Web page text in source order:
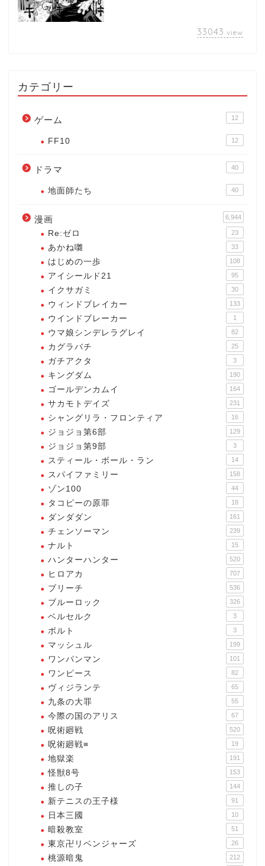
33043 view
カテゴリー
ゲーム 12
FF10 12
ドラマ 40
地面師たち 40
漫画 6,944
Re:ゼロ 23
あかね囃 33
はじめの一歩 108
アイシールド21 95
イクサガミ 30
ウィンドブレイカー 133
ウインドブレーカー 1
ウマ娘シンデレラグレイ 82
カグラバチ 25
ガチアクタ 3
キングダム 190
ゴールデンカムイ 164
サカモトデイズ 231
シャングリラ・フロンティア 16
ジョジョ第6部 129
ジョジョ第9部 3
スティール・ボール・ラン 14
スパイファミリー 158
ゾン100 44
タコピーの原罪 18
ダンダダン 161
チェンソーマン 239
ナルト 15
ハンターハンター 520
ヒロアカ 707
ブリーチ 536
ブルーロック 326
ベルセルク 3
ボルト 3
マッシュル 199
ワンパンマン 101
ワンピース 82
ヴィジランテ 65
九条の大罪 55
今際の国のアリス 67
呪術廻戦 520
呪術廻戦≡ 19
地獄楽 191
怪獣8号 153
推しの子 144
新テニスの王子様 91
日本三國 10
暗殺教室 51
東京卍リベンジャーズ 26
桃源暗鬼 212